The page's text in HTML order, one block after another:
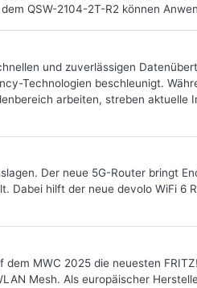
QSW-2104-2T-R2 können
und zuverlässigen
Technologien beschleunigt.
arbeiten, streben aktuelle
Der neue 5G-Router bringt
Dabei hilft der neue devolo WiFi 6
dem MWC 2025 die neuesten
Mesh. Als europäischer